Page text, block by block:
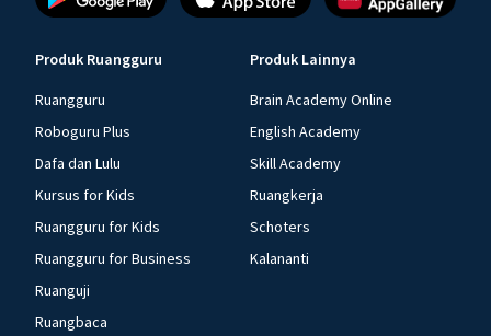
Produk Ruangguru
Ruangguru
Roboguru Plus
Dafa dan Lulu
Kursus for Kids
Ruangguru for Kids
Ruangguru for Business
Ruanguji
Ruangbaca
Produk Lainnya
Brain Academy Online
English Academy
Skill Academy
Ruangkerja
Schoters
Kalananti